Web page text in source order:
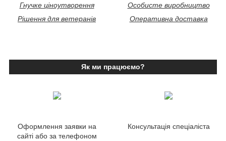
Гнучке ціноутворення
Рішення для ветеранів
Особисте виробництво
Оперативна доставка
Як ми працюємо?
Оформлення заявки на
сайті або за телефоном
Консультація спеціаліста